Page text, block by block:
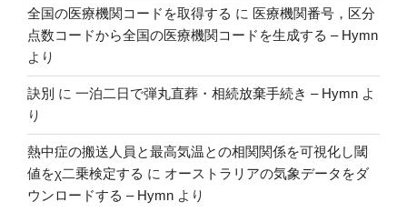
全国の医療機関コードを取得する に 医療機関番号，区分
点数コードから全国の医療機関コードを生成する – Hymn
より
訣別 に 一泊二日で弾丸直葬・相続放棄手続き – Hymn よ
り
熱中症の搬送人員と最高気温との相関関係を可視化し閾
値をχ二乗検定する に オーストラリアの気象データをダ
ウンロードする – Hymn より